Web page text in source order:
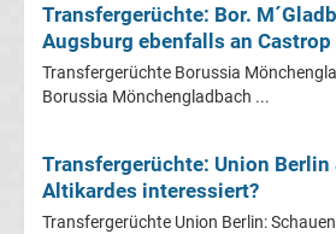
Transfergerüchte
Eintracht
Transfergerüchte
Transfergerüchte: Bor.
Augsburg ebenfalls an Castrop
Transfergerüchte Borussia
Borussia Mönchengladbach ...
Transfergerüchte: Union Berlin
Altikardes interessiert?
Transfergerüchte Union Berlin: